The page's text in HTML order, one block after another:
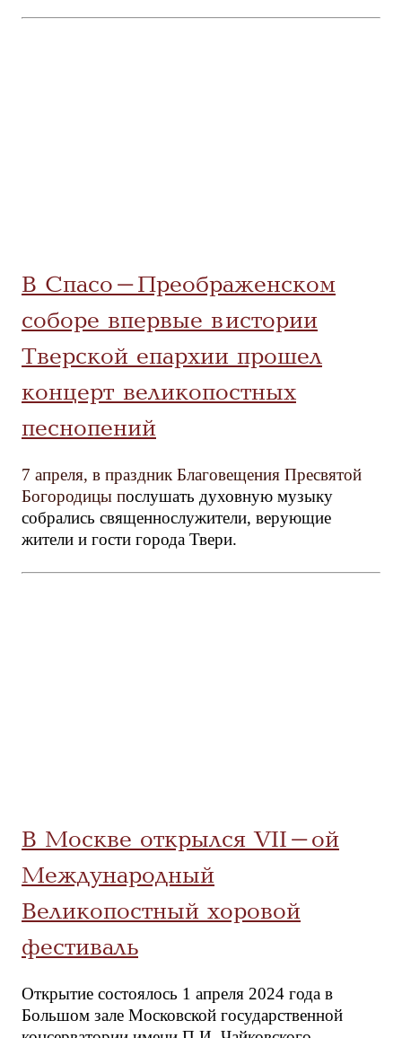
В Спасо-Преображенском
соборе впервые в истории
Тверской епархии прошел
концерт великопостных
песнопений
7 апреля, в праздник Благовещения Пресвятой
Богородицы послушать духовную музыку
собрались священнослужители, верующие
жители и гости города Твери.
В Москве открылся VII-ой
Международный
Великопостный хоровой
фестиваль
Открытие состоялось 1 апреля 2024 года в
Большом зале Московской государственной